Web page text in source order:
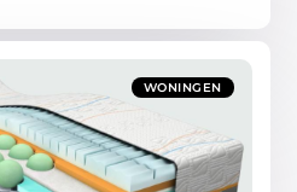
WONINGEN